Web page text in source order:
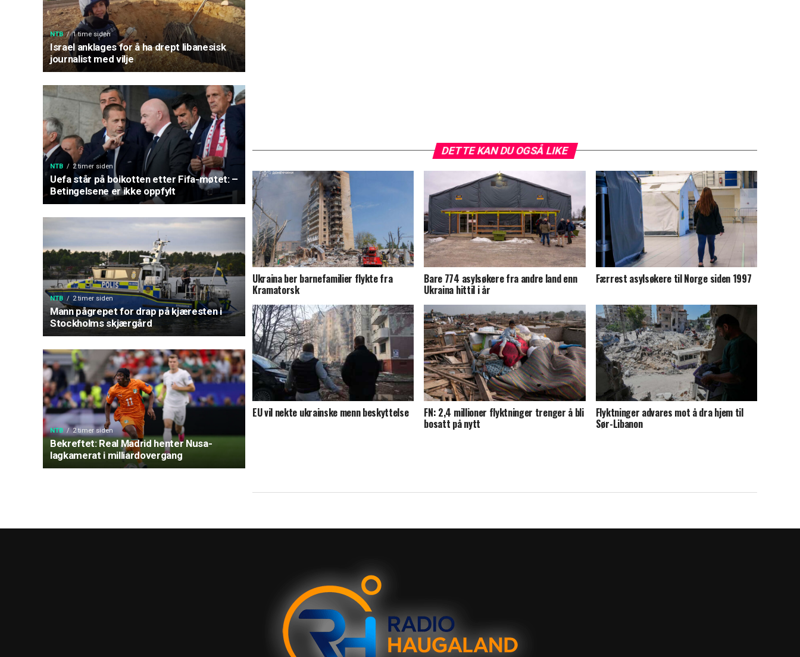
NTB 1 time siden
Israel anklages for å ha drept libanesisk
journalist med vilje
NTB 2 timer siden
Uefa står på boikotten etter Fifa-møtet: –
Betingelsene er ikke oppfylt
NTB 2 timer siden
Mann pågrepet for drap på kjæresten i
Stockholms skjærgård
NTB 2 timer siden
Bekreftet: Real Madrid henter Nusa-
lagkamerat i milliardovergang
DETTE KAN DU OGSÅ LIKE
Ukraina ber barnefamilier flykte fra
Kramatorsk
Bare 774 asylsøkere fra andre land enn
Ukraina hittil i år
Færrest asylsøkere til Norge siden 1997
EU vil nekte ukrainske menn beskyttelse FN: 2,4 millioner flyktninger trenger å bli
bosatt på nytt
Flyktninger advares mot å dra hjem til
Sør-Libanon